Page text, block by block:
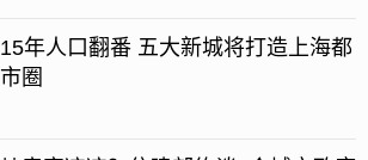
15年人口翻番 五大新城将打造上海都
市圈